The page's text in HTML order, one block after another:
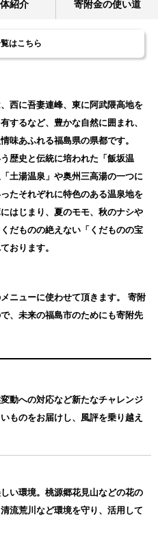
紹介 寄附金の使い道
はこちら
西に吾妻連峰、東に阿武隈高地を
するなど、豊かな自然に囲まれ、
味あふれる福島県の県都です。
歴史と伝統に培われた「飯坂温
土湯温泉」や奥州三高湯の一つに
たそれぞれに特色のある温泉地を
はじまり、夏のモモ、秋のナシや
だものの絶えない「くだものの宝
おります。
ニューに使わせて頂きます。
寄附
、未来の福島市のためにも寄附先
動への対応など新たなチャレンジ
ものをお届けし、風評を乗り越え
い環境。桃源郷花見山などの花の
流荒川など環境を守り、活用して